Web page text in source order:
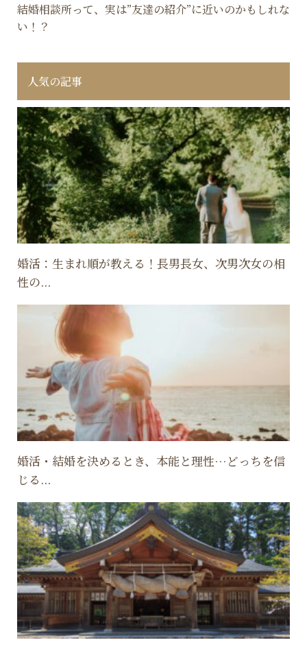
結婚相談所って、実は”友達の紹介”に近いのかもしれな
い！？
人気の記事
婚活：生まれ順が教える！長男長女、次男次女の相
性の...
婚活・結婚を決めるとき、本能と理性…どっちを信
じる...